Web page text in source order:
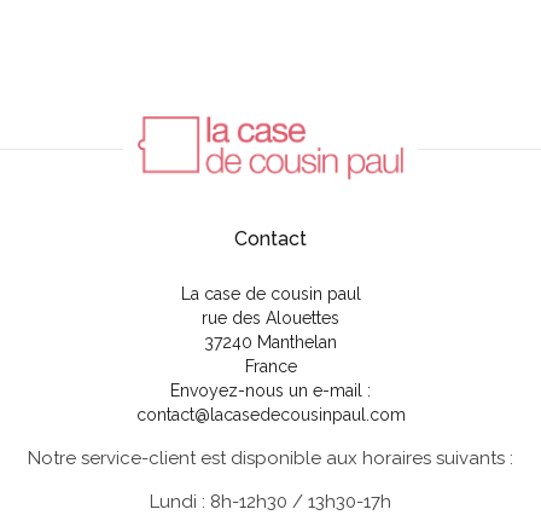
Contact
La case de cousin paul
rue des Alouettes
37240 Manthelan
France
Envoyez-nous un e-mail :
contact@lacasedecousinpaul.com
Notre service-client est disponible aux horaires suivants :
Lundi : 8h-12h30 / 13h30-17h